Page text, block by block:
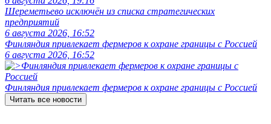
Шереметьево исключён из списка стратегических
предприятий
6 августа 2026, 16:52
Финляндия привлекает фермеров к охране границы с Россией
6 августа 2026, 16:52
Финляндия привлекает фермеров к охране границы с Россией
Читать все новости